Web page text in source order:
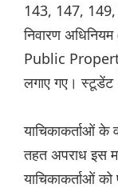
143, 147, 149,
निवारण
Public
लगाए गए। स्टूडेंट
याचिकाकर्ताओं के
तहत अपराध इस
याचिकाकर्ताओं